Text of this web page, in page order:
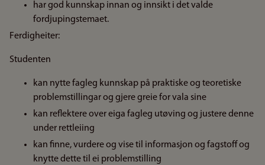
har god kunnskap innan og innsikt i det valde
fordjupingstemaet.
Ferdigheiter:
Studenten
kan nytte fagleg kunnskap på praktiske og teoretiske
problemstillingar og gjere greie for vala sine
kan reflektere over eiga fagleg utøving og justere denne
under rettleiing
kan finne, vurdere og vise til informasjon og fagstoff og
knytte dette til ei problemstilling